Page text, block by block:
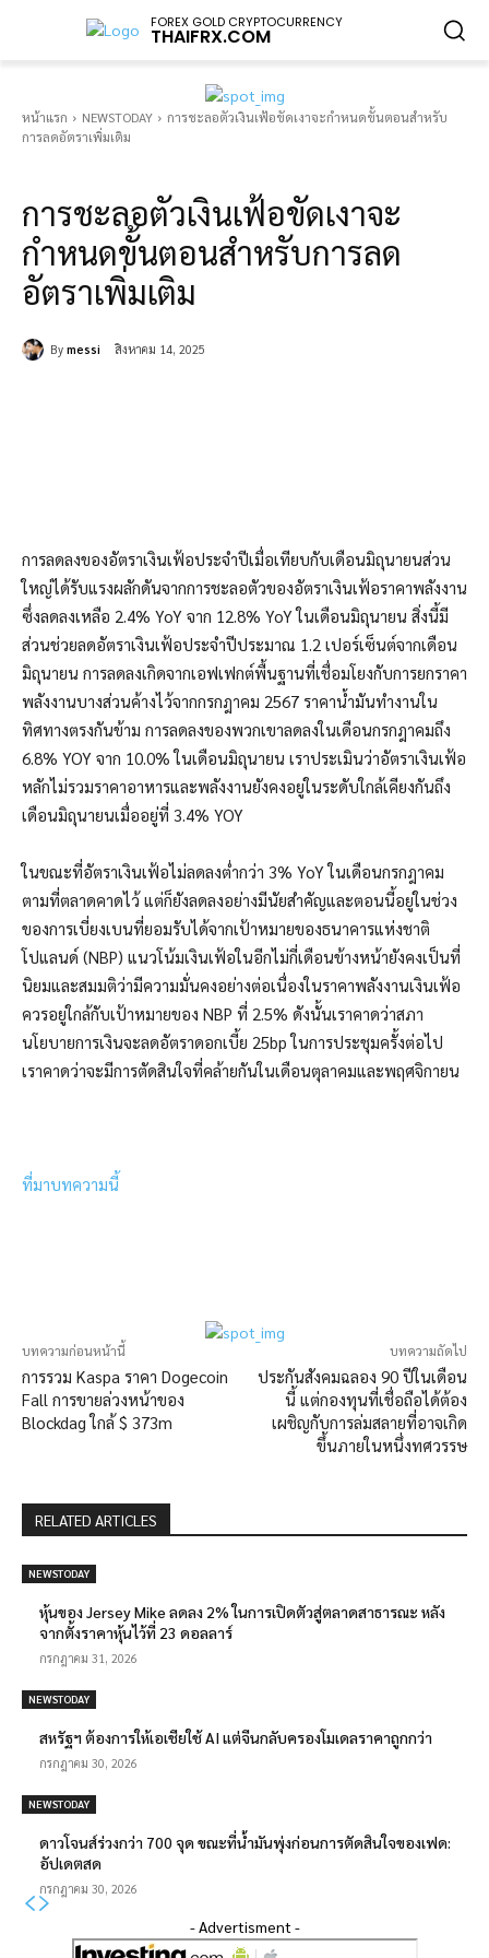
FOREX GOLD CRYPTOCURRENCY
THAIFRX.COM
หน้าแรก NEWSTODAY
การชะลอตัวเงินเฟ้อขัดเงาจะกำหนดขั้นตอนสำหรับ
การลดอัตราเพิ่มเติม
การชะลอตัวเงินเฟ้อขัดเงาจะ
กำหนดขั้นตอนสำหรับการลด
อัตราเพิ่มเติม
By messi สิงหาคม 14, 2025
การลดลงของอัตราเงินเฟ้อประจำปีเมื่อเทียบกับเดือนมิถุนายนส่วน
ใหญ่ได้รับแรงผลักดันจากการชะลอตัวของอัตราเงินเฟ้อราคาพลังงาน
ซึ่งลดลงเหลือ 2.4% YoY จาก 12.8% YoY ในเดือนมิถุนายน สิ่งนี้มี
ส่วนช่วยลดอัตราเงินเฟ้อประจำปีประมาณ 1.2 เปอร์เซ็นต์จากเดือน
มิถุนายน การลดลงเกิดจากเอฟเฟกต์พื้นฐานที่เชื่อมโยงกับการยกราคา
พลังงานบางส่วนค้างไว้จากกรกฎาคม 2567 ราคาน้ำมันทำงานใน
ทิศทางตรงกันข้าม การลดลงของพวกเขาลดลงในเดือนกรกฎาคมถึง
6.8% YOY จาก 10.0% ในเดือนมิถุนายน เราประเมินว่าอัตราเงินเฟ้อ
หลักไม่รวมราคาอาหารและพลังงานยังคงอยู่ในระดับใกล้เคียงกันถึง
เดือนมิถุนายนเมื่ออยู่ที่ 3.4% YOY
ในขณะที่อัตราเงินเฟ้อไม่ลดลงต่ำกว่า 3% YoY ในเดือนกรกฎาคม
ตามที่ตลาดคาดไว้ แต่ก็ยังลดลงอย่างมีนัยสำคัญและตอนนี้อยู่ในช่วง
ของการเบี่ยงเบนที่ยอมรับได้จากเป้าหมายของธนาคารแห่งชาติ
โปแลนด์ (NBP) แนวโน้มเงินเฟ้อในอีกไม่กี่เดือนข้างหน้ายังคงเป็นที่
นิยมและสมมติว่ามีความมั่นคงอย่างต่อเนื่องในราคาพลังงานเงินเฟ้อ
ควรอยู่ใกล้กับเป้าหมายของ NBP ที่ 2.5% ดังนั้นเราคาดว่าสภา
นโยบายการเงินจะลดอัตราดอกเบี้ย 25bp ในการประชุมครั้งต่อไป
เราคาดว่าจะมีการตัดสินใจที่คล้ายกันในเดือนตุลาคมและพฤศจิกายน
ที่มาบทความนี้
บทความก่อนหน้านี้
การรวม Kaspa ราคา Dogecoin
Fall การขายล่วงหน้าของ
Blockdag ใกล้ $ 373m
บทความถัดไป
ประกันสังคมฉลอง 90 ปีในเดือน
นี้ แต่กองทุนที่เชื่อถือได้ต้อง
เผชิญกับการล่มสลายที่อาจเกิด
ขึ้นภายในหนึ่งทศวรรษ
RELATED ARTICLES
NEWSTODAY
หุ้นของ Jersey Mike ลดลง 2% ในการเปิดตัวสู่ตลาดสาธารณะ หลัง
จากตั้งราคาหุ้นไว้ที่ 23 ดอลลาร์
กรกฎาคม 31, 2026
NEWSTODAY
สหรัฐฯ ต้องการให้เอเชียใช้ AI แต่จีนกลับครองโมเดลราคาถูกกว่า
กรกฎาคม 30, 2026
NEWSTODAY
ดาวโจนส์ร่วงกว่า 700 จุด ขณะที่น้ำมันพุ่งก่อนการตัดสินใจของเฟด:
อัปเดตสด
กรกฎาคม 30, 2026
- Advertisment -